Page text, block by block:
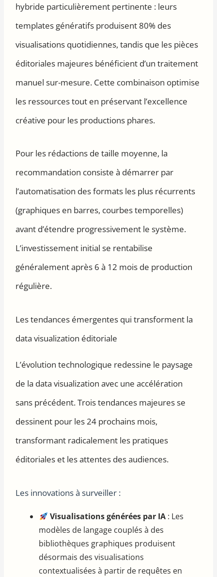
hybride particulièrement pertinente : leurs
templates génératifs produisent 80% des
visualisations quotidiennes, tandis que les pièces
éditoriales majeures bénéficient d’un traitement
manuel sur-mesure. Cette combinaison optimise
les ressources tout en préservant l’excellence
créative pour les productions phares.
Pour les rédactions de taille moyenne, la
recommandation consiste à démarrer par
l’automatisation des formats les plus récurrents
(graphiques en barres, courbes temporelles)
avant d’étendre progressivement le système.
L’investissement initial se rentabilise
généralement après 6 à 12 mois de production
régulière.
Les tendances émergentes qui transforment la
data visualization éditoriale
L’évolution technologique redessine le paysage
de la data visualization avec une accélération
sans précédent. Trois tendances majeures se
dessinent pour les 24 prochains mois,
transformant radicalement les pratiques
éditoriales et les attentes des audiences.
Les innovations à surveiller :
Visualisations générées par IA: Les
modèles de langage couplés à des
bibliothèques graphiques produisent
désormais des visualisations
contextualisées à partir de requêtes en